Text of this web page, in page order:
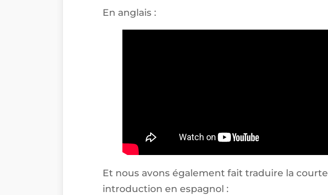
En anglais :
Et nous avons également fait traduire la courte
introduction en espagnol :